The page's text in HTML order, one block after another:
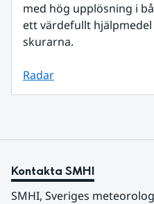
med hög upplösning i
ett värdefullt
skurarna.
Radar
Kontakta SMHI
SMHI, Sveriges